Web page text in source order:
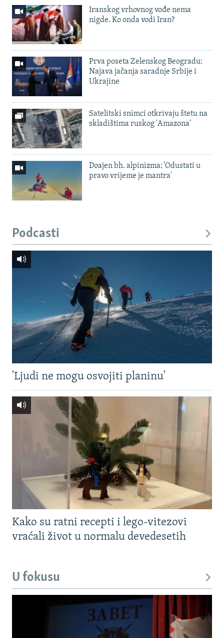
Iranskog vrhovnog vođe nema
nigde. Ko onda vodi Iran?
Prva poseta Zelenskog Beogradu:
Najava jačanja saradnje Srbije i
Ukrajine
Satelitski snimci otkrivaju štetu na
skladištima ruskog 'Amazona'
Doajen bh. alpinizma: 'Odustati u
pravo vrijeme je mantra'
Podcasti
'Ljudi ne mogu osvojiti planinu'
Kako su ratni recepti i lego-vitezovi
vraćali život u normalu devedesetih
U fokusu